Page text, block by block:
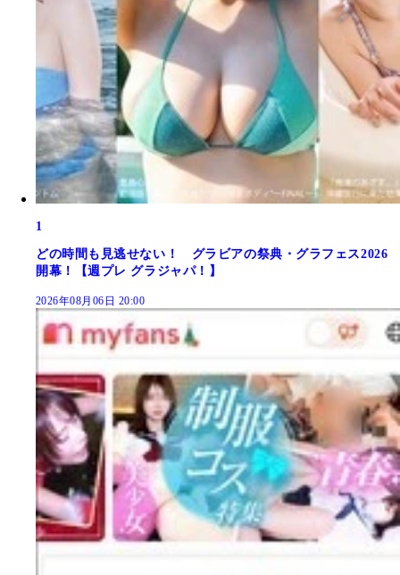
1
どの時間も見逃せない！ グラビアの祭典・グラフェス2026
開幕！【週プレ グラジャパ！】
2026年08月06日 20:00